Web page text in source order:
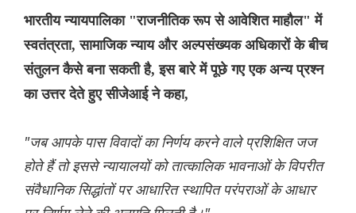
भारतीय न्यायपालिका "राजनीतिक रूप से आवेशित माहौल" में
स्वतंत्रता, सामाजिक न्याय और अल्पसंख्यक अधिकारों के बीच
संतुलन कैसे बना सकती है, इस बारे में पूछे गए एक अन्य प्रश्न
का उत्तर देते हुए सीजेआई ने कहा,
"जब आपके पास विवादों का निर्णय करने वाले प्रशिक्षित जज
होते हैं तो इससे न्यायालयों को तात्कालिक भावनाओं के विपरीत
संवैधानिक सिद्धांतों पर आधारित स्थापित परंपराओं के आधार